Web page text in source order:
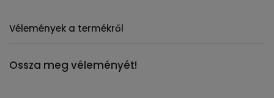
Vélemények a termékről
Ossza meg véleményét!